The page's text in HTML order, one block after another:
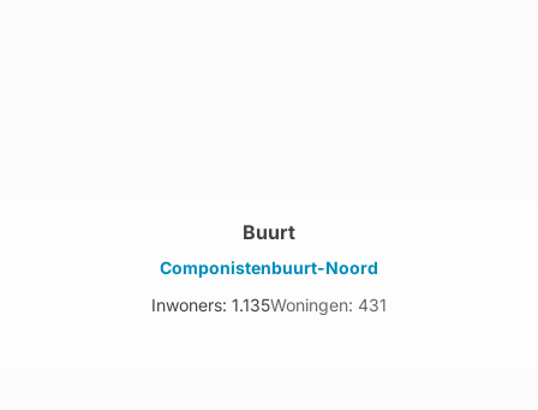
Buurt
Componistenbuurt-Noord
Inwoners: 1.135Woningen: 431